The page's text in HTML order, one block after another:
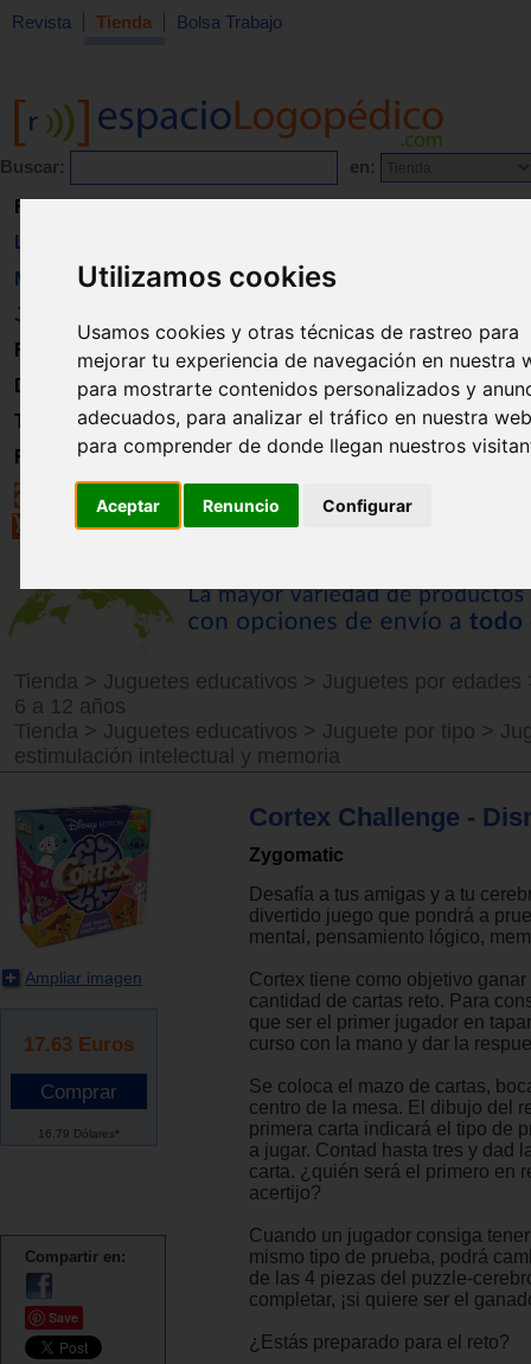
Utilizamos cookies
Usamos cookies y otras técnicas de rastreo para
mejorar tu experiencia de navegación en nuestra
para mostrarte contenidos personalizados y
adecuados, para analizar el tráfico en nuestra
para comprender de donde llegan nuestros
Aceptar Renuncio Configurar
Revista Tienda Bolsa Trabajo
Buscar: en:
Revista
Libros
Material
Juguetes
Formación
Directorio
Trabajo
Registro
Tienda > Juguetes educativos > Juguetes por edades
6 a 12 años
Tienda > Juguetes educativos > Juguete por tipo >
estimulación intelectual y memoria
Ampliar imagen
17.63 Euros
16.79 Dólares*
Compartir en:
Save
Cortex Challenge -
Zygomatic
Desafía a tus amigas y a tu
divertido juego que pondrá a
mental, pensamiento lógico,
Cortex tiene como objetivo ganar
cantidad de cartas reto. Para
que ser el primer jugador en
curso con la mano y dar la
Se coloca el mazo de cartas,
centro de la mesa. El dibujo del
primera carta indicará el tipo de
a jugar. Contad hasta tres y dad
carta. ¿quién será el primero en
acertijo?
Cuando un jugador consiga
mismo tipo de prueba, podrá
de las 4 piezas del puzzle-
completar, ¡si quiere ser el
¿Estás preparado para el reto?